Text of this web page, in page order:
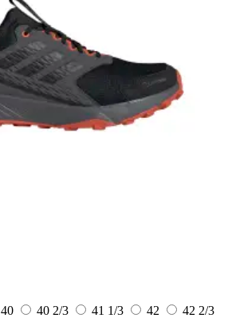
40 40 2/3 41 1/3 42
42 2/3